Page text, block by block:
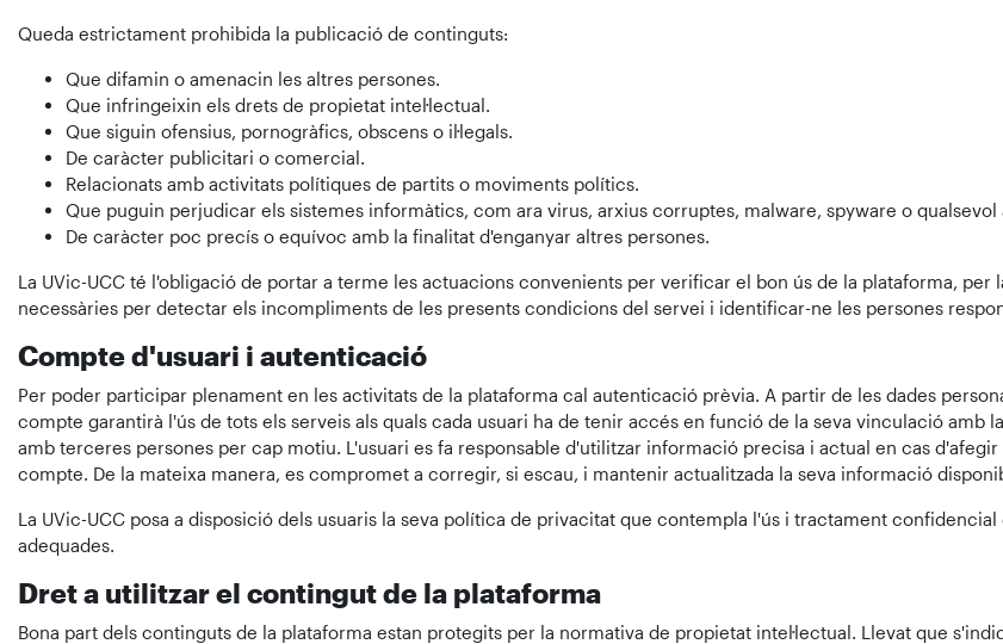
Queda estrictament prohibida la publicació de continguts:
Que difamin o amenacin les altres persones.
Que infringeixin els drets de propietat intel·lectual.
Que siguin ofensius, pornogràfics, obscens o il·legals.
De caràcter publicitari o comercial.
Relacionats amb activitats polítiques de partits o moviments polítics.
Que puguin perjudicar els sistemes informàtics, com ara virus, arxius corruptes, malware, spyware o
De caràcter poc precís o equívoc amb la finalitat d'enganyar altres persones.
La UVic-UCC té l'obligació de portar a terme les actuacions convenients per verificar el bon ús de la plataforma,
necessàries per detectar els incompliments de les presents condicions del servei i identificar-ne les persones
Compte d'usuari i autenticació
Per poder participar plenament en les activitats de la plataforma cal autenticació prèvia. A partir de les dades
compte garantirà l'ús de tots els serveis als quals cada usuari ha de tenir accés en funció de la seva vinculació amb
amb terceres persones per cap motiu. L'usuari es fa responsable d'utilitzar informació precisa i actual en cas
compte. De la mateixa manera, es compromet a corregir, si escau, i mantenir actualitzada la seva informació
La UVic-UCC posa a disposició dels usuaris la seva política de privacitat que contempla l'ús i tractament
adequades.
Dret a utilitzar el contingut de la plataforma
Bona part dels continguts de la plataforma estan protegits per la normativa de propietat intel·lectual. Llevat que